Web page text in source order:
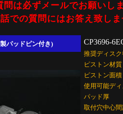
は必ずメールでお願いし
での質問にはお答え致し
パッドピン付き) CP3696-
推奨ディス
ピストン材質
ピストン面積
使用可能デ
パッド厚
取付穴中心